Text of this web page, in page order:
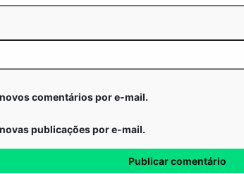
comentários por e-mail.
publicações por e-mail.